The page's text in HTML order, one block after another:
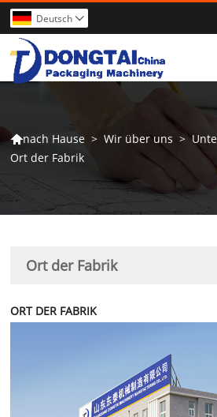
Deutsch 
nach Hause > Wir über uns >
Ort der Fabrik
Ort der Fabrik
ORT DER FABRIK